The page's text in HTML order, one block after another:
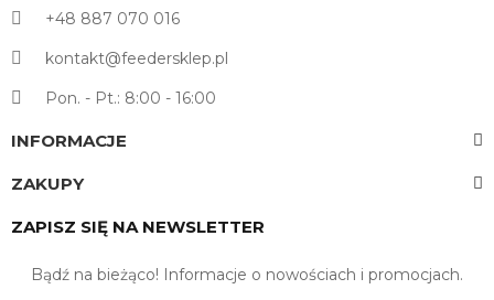
+48 887 070 016
kontakt@feedersklep.pl
Pon. - Pt.: 8:00 - 16:00
INFORMACJE
ZAKUPY
ZAPISZ SIĘ NA NEWSLETTER
Bądź na bieżąco! Informacje o nowościach i promocjach.